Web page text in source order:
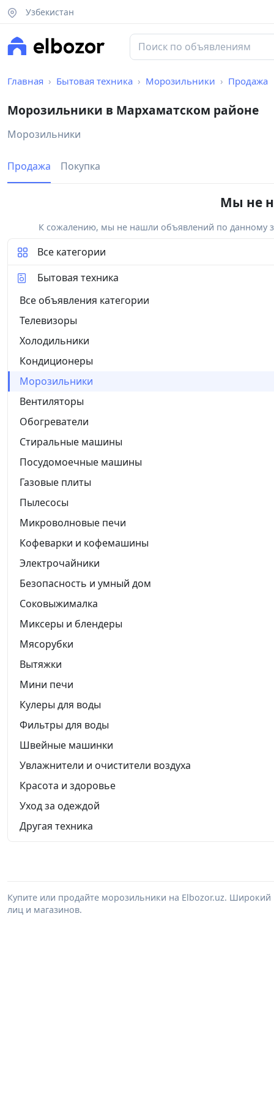
Узбекистан
Главная Бытовая техника Морозильники Продажа
Морозильники в Мархаматском районе
Морозильники
Продажа Покупка
Мы не
К сожалению, мы не нашли объявлений по данному
Все категории
Бытовая техника
Все объявления категории
Телевизоры
Холодильники
Кондиционеры
Морозильники
Вентиляторы
Обогреватели
Стиральные машины
Посудомоечные машины
Газовые плиты
Пылесосы
Микроволновые печи
Кофеварки и кофемашины
Электрочайники
Безопасность и умный дом
Соковыжималка
Миксеры и блендеры
Мясорубки
Вытяжки
Мини печи
Кулеры для воды
Фильтры для воды
Швейные машинки
Увлажнители и очистители воздуха
Красота и здоровье
Уход за одеждой
Другая техника
Купите или продайте морозильники на Elbozor.uz.
лиц и магазинов.